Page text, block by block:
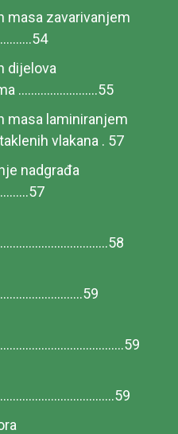
masa zavarivanjem
dijelova
.........................55
masa laminiranjem
vlakana . 57
nadgrađa